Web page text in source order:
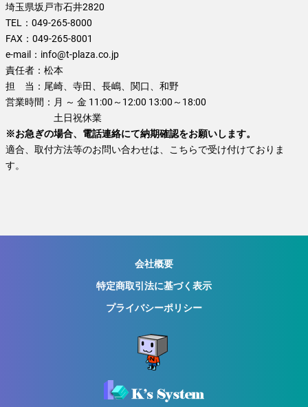
埼玉県坂戸市石井2820
TEL： 049-265-8000
FAX： 049-265-8001
e-mail： info@t-plaza.co.jp
責任者： 松本
担 当： 尾崎、寺田、長嶋、関口、和野
営業時間： 月 ～ 金 11:00～12:00 13:00～18:00
土日祝休業
※お急ぎの場合、電話連絡にて納期確認をお願いします。
適合、取付方法等のお問い合わせは、こちらで受け付けておりま
す。
会社概要
特定商取引法に基づく表示
プライバシーポリシー